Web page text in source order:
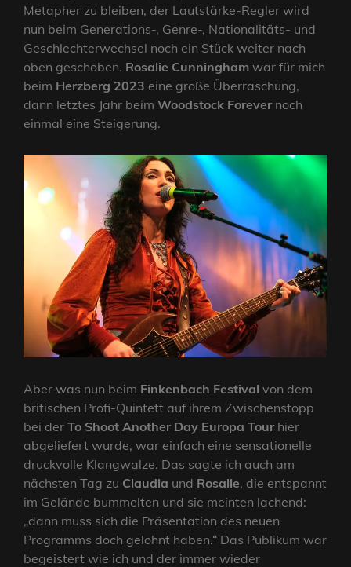
Metapher zu bleiben, der Lautstärke-Regler wird
nun beim Generations-, Genre-, Nationalitäts- und
Geschlechterwechsel noch ein Stück weiter nach
oben geschoben. Rosalie Cunningham war für mich
beim Herzberg 2023 eine große Überraschung,
dann letztes Jahr beim Woodstock Forevernoch
einmal eine Steigerung.
Aber was nun beim Finkenbach Festival von dem
britischen Profi-Quintett auf ihrem Zwischenstopp
bei der To Shoot Another Day Europa Tourhier
abgeliefert wurde, war einfach eine sensationelle
druckvolle Klangwalze. Das sagte ich auch am
nächsten Tag zu Claudia und Rosalie, die entspannt
im Gelände bummelten und sie meinten lachend:
„dann muss sich die Präsentation des neuen
Programms doch gelohnt haben.“ Das Publikum war
begeistert wie ich und der immer wieder